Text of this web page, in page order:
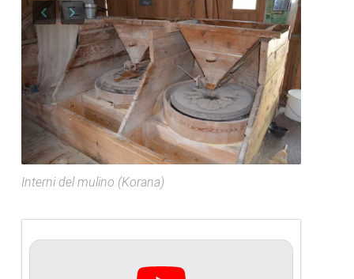
Interni del mulino (Korana)